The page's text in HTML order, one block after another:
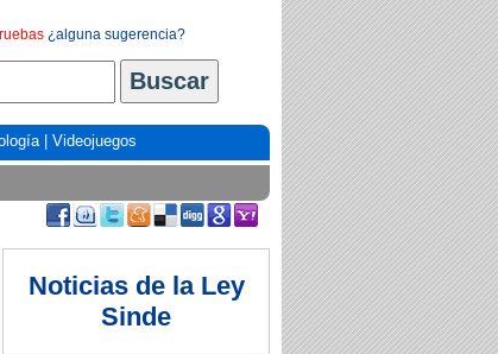
¿alguna sugerencia?
| Videojuegos
Noticias de la Ley
Sinde